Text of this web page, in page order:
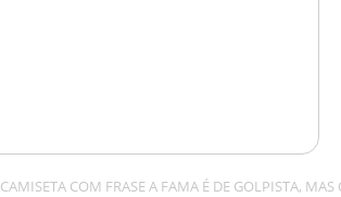
CAMISETA COM FRASE A FAMA É DE GOLPISTA, MAS